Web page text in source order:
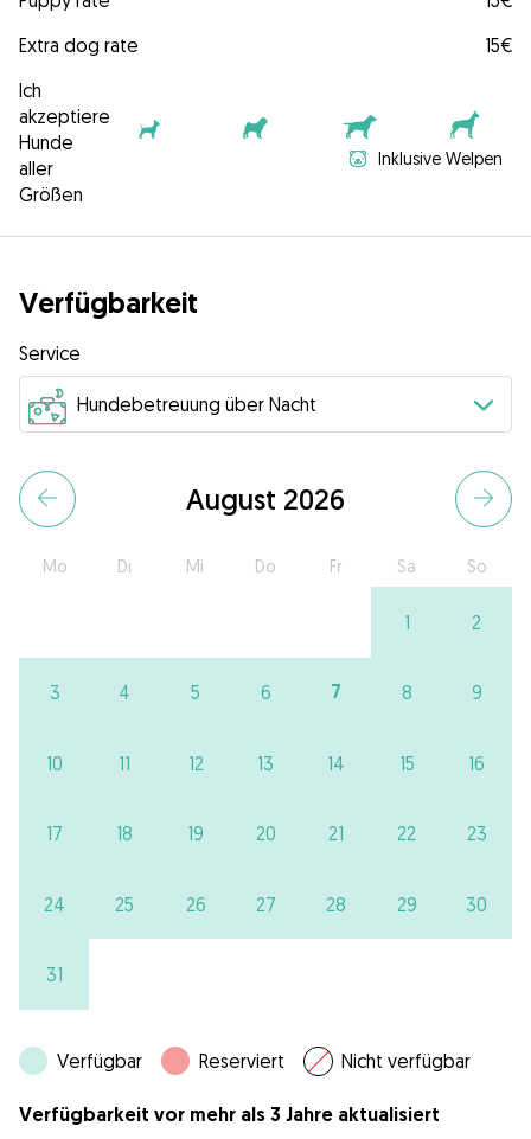
Extra dog rate
15€
Ich
akzeptiere
Hunde
aller
Größen
Inklusive Welpen
Verfügbarkeit
Service
August 2026
Mo Di Mi Do Fr Sa So
1 2
3 4 5 6 7 8 9
10 11 12 13 14 15 16
17 18 19 20 21 22 23
24 25 26 27 28 29 30
31
Verfügbar Reserviert Nicht verfügbar
Verfügbarkeit vor mehr als 3 Jahre aktualisiert